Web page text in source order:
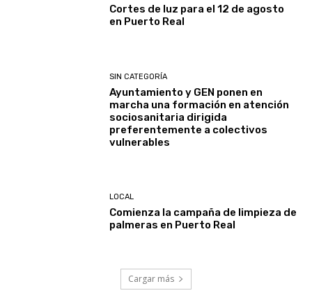
Cortes de luz para el 12 de agosto
en Puerto Real
SIN CATEGORÍA
Ayuntamiento y GEN ponen en
marcha una formación en atención
sociosanitaria dirigida
preferentemente a colectivos
vulnerables
LOCAL
Comienza la campaña de limpieza de
palmeras en Puerto Real
Cargar más